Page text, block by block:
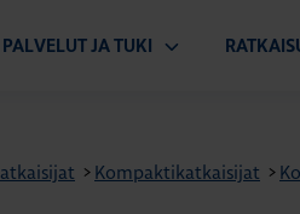
PALVELUT JA TUKI
> Kompaktikatkaisijat >